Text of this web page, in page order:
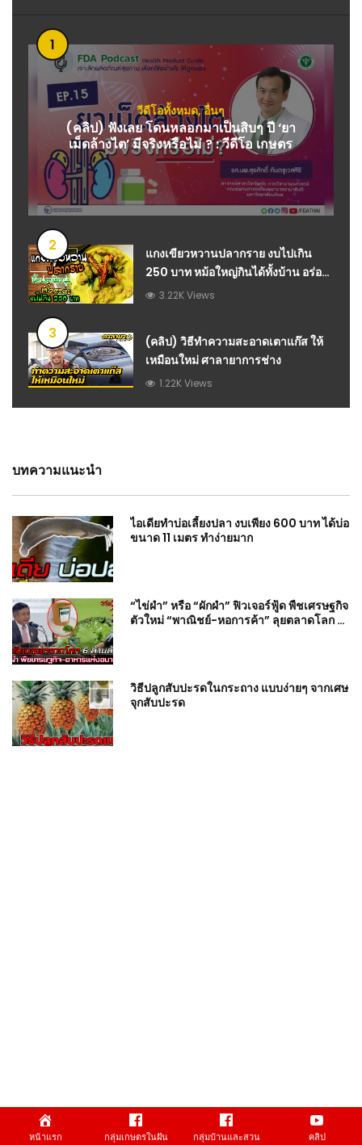
1
วีดีโอทั้งหมด,อื่นๆ
(คลิป) ฟังเลย โดนหลอกมาเป็นสิบๆ ปี ‘ยา
เม็ดล้างไต’ มีจริงหรือไม่ ? : วีดีโอ เกษตร
2
แกงเขียวหวานปลากราย งบไปเกิน
250 บาท หม้อใหญ่กินได้ทั้งบ้าน อร่อย
ลงตัวมากสูตรนี้ | Thai Green Curry
3.22K Views
3
(คลิป) วิธีทำความสะอาดเตาแก๊ส ให้
เหมือนใหม่ ศาลายาการช่าง
1.22K Views
บทความแนะนำ
ไอเดียทำบ่อเลี้ยงปลา งบเพียง 600 บาท ได้บ่อ
ขนาด 11 เมตร ทำง่ายมาก
“ไข่ผำ” หรือ “ผักผำ” ฟิวเจอร์ฟู้ด พืชเศรษฐกิจ
ตัวใหม่ “พาณิชย์-หอการค้า” ลุยตลาดโลก 6
วิธีปลูกสับปะรดในกระถาง แบบง่ายๆ จากเศษ
จุกสับปะรด
หน้าแรก กลุ่มเกษตรในฝัน กลุ่มบ้านและสวน คลิป